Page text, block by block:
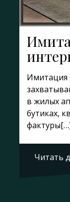
Имитация
в жилых
бутиках,
Читать